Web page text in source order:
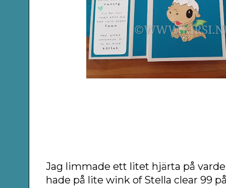
Jag limmade ett litet hjärta på
hade på lite wink of Stella clear 99